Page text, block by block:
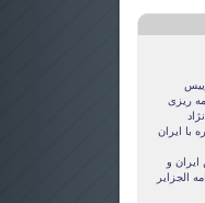
ریزی
با ايران
ايران و
الجزاير